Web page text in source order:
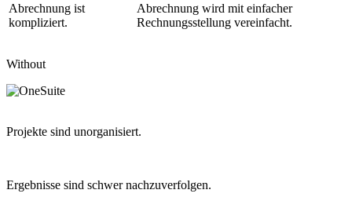
Abrechnung ist
kompliziert.
Abrechnung wird mit einfacher
Rechnungsstellung vereinfacht.
Without
Projekte sind unorganisiert.
Ergebnisse sind schwer nachzuverfolgen.